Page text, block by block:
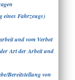
eines Fahrzeugs)
und vom Verbot
Art der Arbeit und
Bereitstellung von